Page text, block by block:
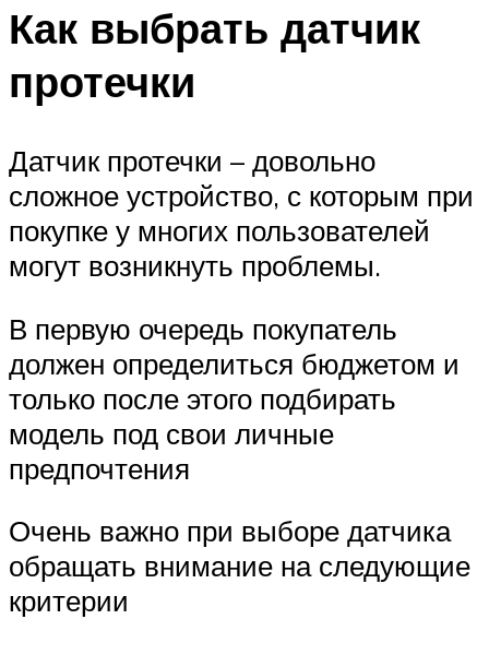
Как выбрать датчик
протечки
Датчик протечки – довольно
сложное устройство, с которым при
покупке у многих пользователей
могут возникнуть проблемы.
В первую очередь покупатель
должен определиться бюджетом и
только после этого подбирать
модель под свои личные
предпочтения
Очень важно при выборе датчика
обращать внимание на следующие
критерии